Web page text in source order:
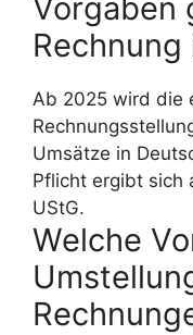
Vorgaben
Ab 2025 wird die
Umsätze in
Pflicht ergibt sich
UStG.
Welche